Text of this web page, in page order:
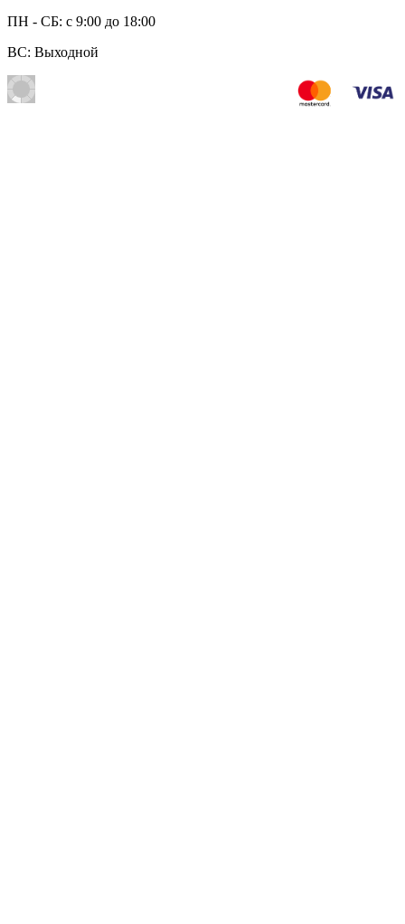
ПН - СБ: с 9:00 до 18:00
ВС: Выходной